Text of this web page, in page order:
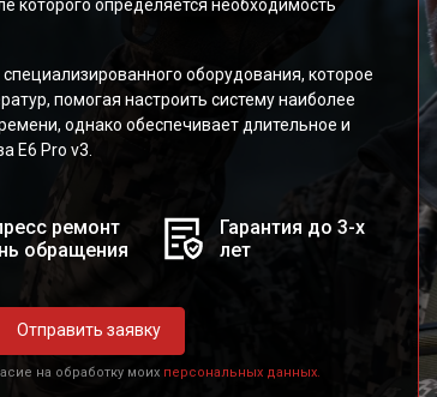
которого определяется необходимость
оборудования, которое
помогая настроить систему наиболее
однако обеспечивает длительное и
E6 Pro v3.
ремонт
обращения
Гарантия до 3-х
лет
Отправить заявку
на обработку моих персональных данных.